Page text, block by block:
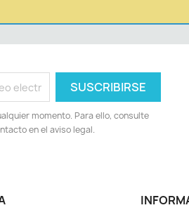
momento. Para ello, consulte
en el aviso legal.